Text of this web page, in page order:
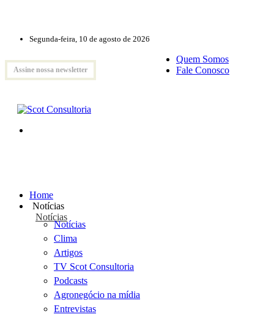
Segunda-feira, 10 de agosto de 2026
Assine nossa newsletter
Quem Somos
Fale Conosco
Home
Notícias
Notícias
Notícias
Clima
Artigos
TV Scot Consultoria
Podcasts
Agronegócio na mídia
Entrevistas